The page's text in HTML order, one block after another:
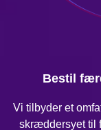
Bestil
Vi tilbyder et
skræddersyet til